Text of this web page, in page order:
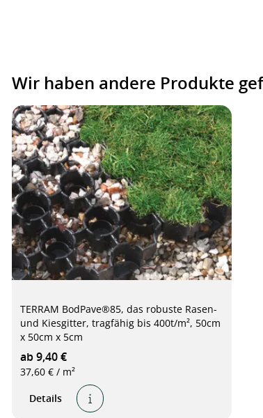
Wir haben andere Produkte
TERRAM BodPave®85, das robuste Rasen-
und Kiesgitter, tragfähig bis 400t/m², 50cm
x 50cm x 5cm
ab 9,40 €
37,60 € / m²
Details